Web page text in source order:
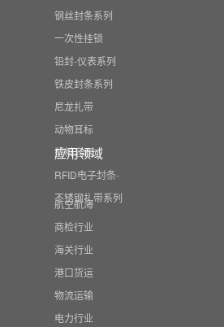
钢丝封条系列
一次性挂锁
铅封-仪表系列
铁皮封条系列
尼龙扎带
动物耳标
塑料容器
RFID电子封条
不锈钢扎带系列
应用领域
航空航海
商检行业
海关行业
港口货运
物流运输
电力行业